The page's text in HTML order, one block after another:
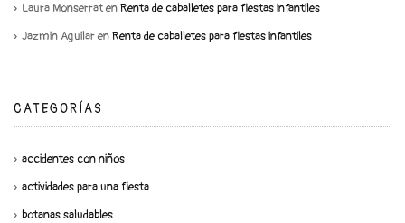
Laura MonserratenRenta de caballetes para fiestas infantiles
Jazmin AguilarenRenta de caballetes para fiestas infantiles
CATEGORÍAS
accidentes con niños
actividades para una fiesta
botanas saludables